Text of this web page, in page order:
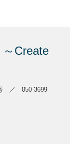
Create
号 ／ 050-3699-